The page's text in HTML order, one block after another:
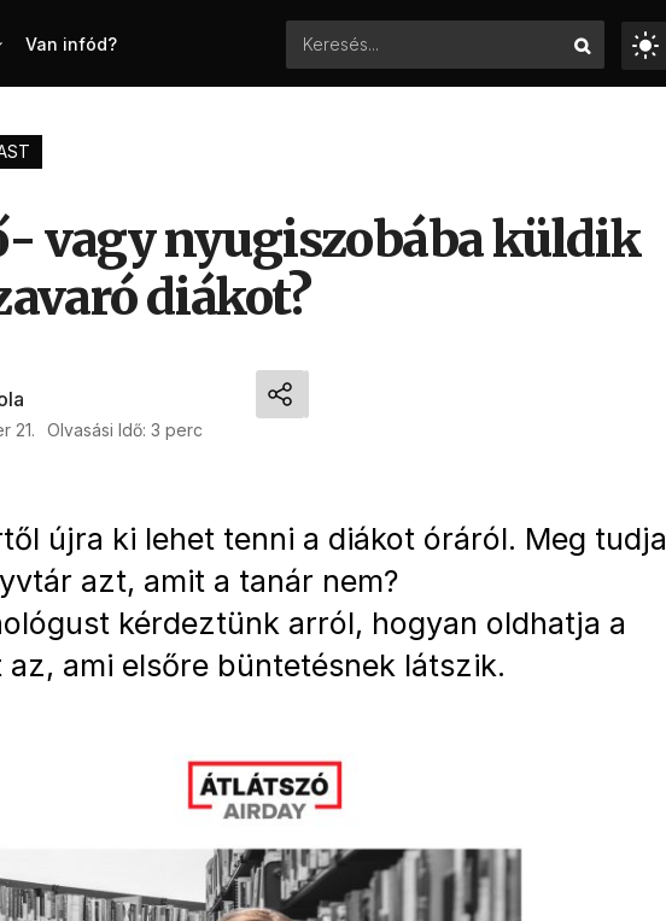
Van infód?
vagy nyugiszobába küldik
diákot?
21. Olvasási Idő: 3 perc
újra ki lehet tenni a diákot óráról. Meg tudja
azt, amit a tanár nem?
kérdeztünk arról, hogyan oldhatja a
ami elsőre büntetésnek látszik.